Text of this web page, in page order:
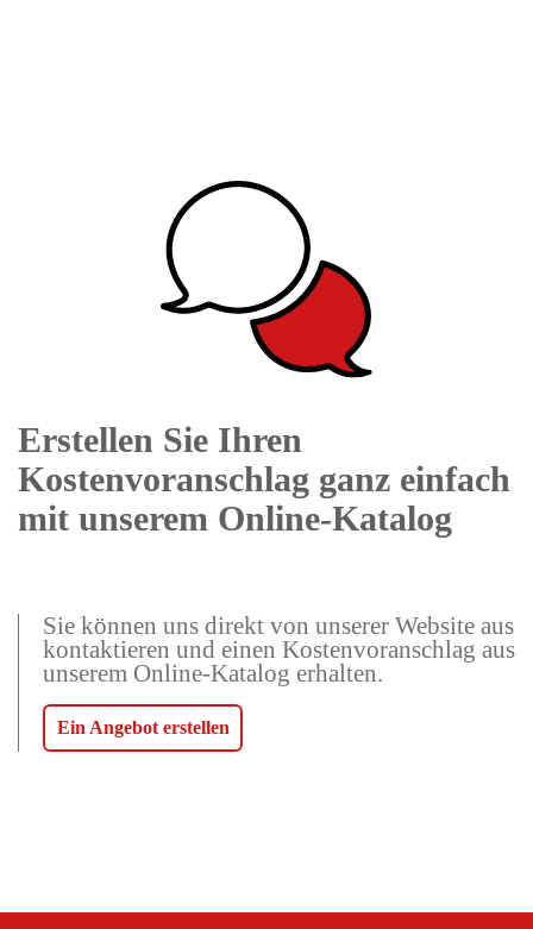
Erstellen Sie Ihren
Kostenvoranschlag ganz einfach
mit unserem Online-Katalog
Sie können uns direkt von unserer Website aus
kontaktieren und einen Kostenvoranschlag aus
unserem Online-Katalog erhalten.
Ein Angebot erstellen